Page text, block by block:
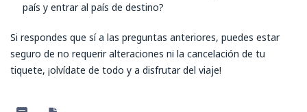
país y entrar al país de destino?
Si respondes que sí a las preguntas anteriores, puedes estar
seguro de no requerir alteraciones ni la cancelación de tu
tiquete, ¡olvídate de todo y a disfrutar del viaje!